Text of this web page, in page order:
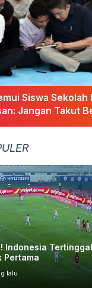
Siswa Sekolah
Jangan Takut
Indonesia
Pertama
lalu